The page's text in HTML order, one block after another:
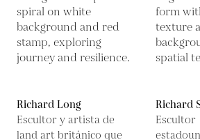
Richard Long
Escultor y artista de
land art británico que
Richard
Escultor